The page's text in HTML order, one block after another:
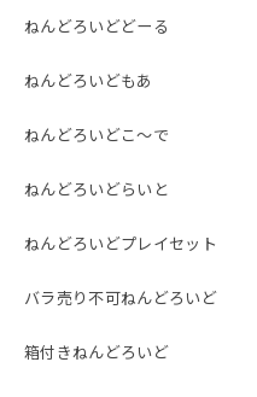
ねんどろいどどーる
ねんどろいどもあ
ねんどろいどこ～で
ねんどろいどらいと
ねんどろいどプレイセット
バラ売り不可ねんどろいど
箱付きねんどろいど